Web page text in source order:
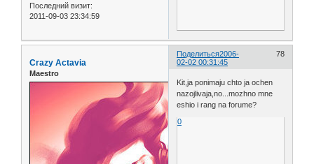
Последний визит:
2011-09-03 23:34:59
Поделиться 78
2006-
02-02 00:31:45
Crazy Actavia
Maestro
Kit,ja ponimaju chto ja ochen
nazojlivaja,no...mozhno mne
eshio i rang na forume?
0